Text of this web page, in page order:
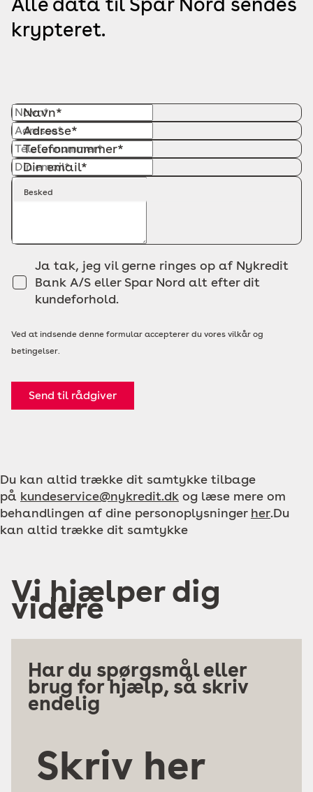
krypteret.
Navn*
Adresse*
Telefonnummer*
Din email*
Besked
Ja tak, jeg vil gerne ringes op af Nykredit
Bank A/S eller Spar Nord alt efter dit
kundeforhold.
Ved at indsende denne formular accepterer du vores vilkår og
betingelser.
Send til rådgiver
Du kan altid trække dit samtykke tilbage
på kundeservice@nykredit.dk og læse mere om
behandlingen af dine personoplysninger her.Du
kan altid trække dit samtykke
Vi hjælper dig
videre
Har du spørgsmål eller
brug for hjælp, så skriv
endelig
her